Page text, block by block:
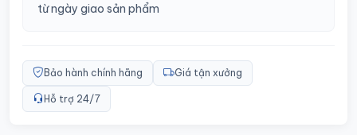
từ ngày giao sản phẩm
Bảo hành chính hãng Giá tận xưởng
Hỗ trợ 24/7